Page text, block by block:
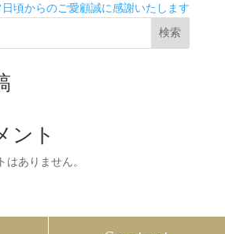
日頃からのご愛顧誠に感謝いたします
検索
ント
ありません。